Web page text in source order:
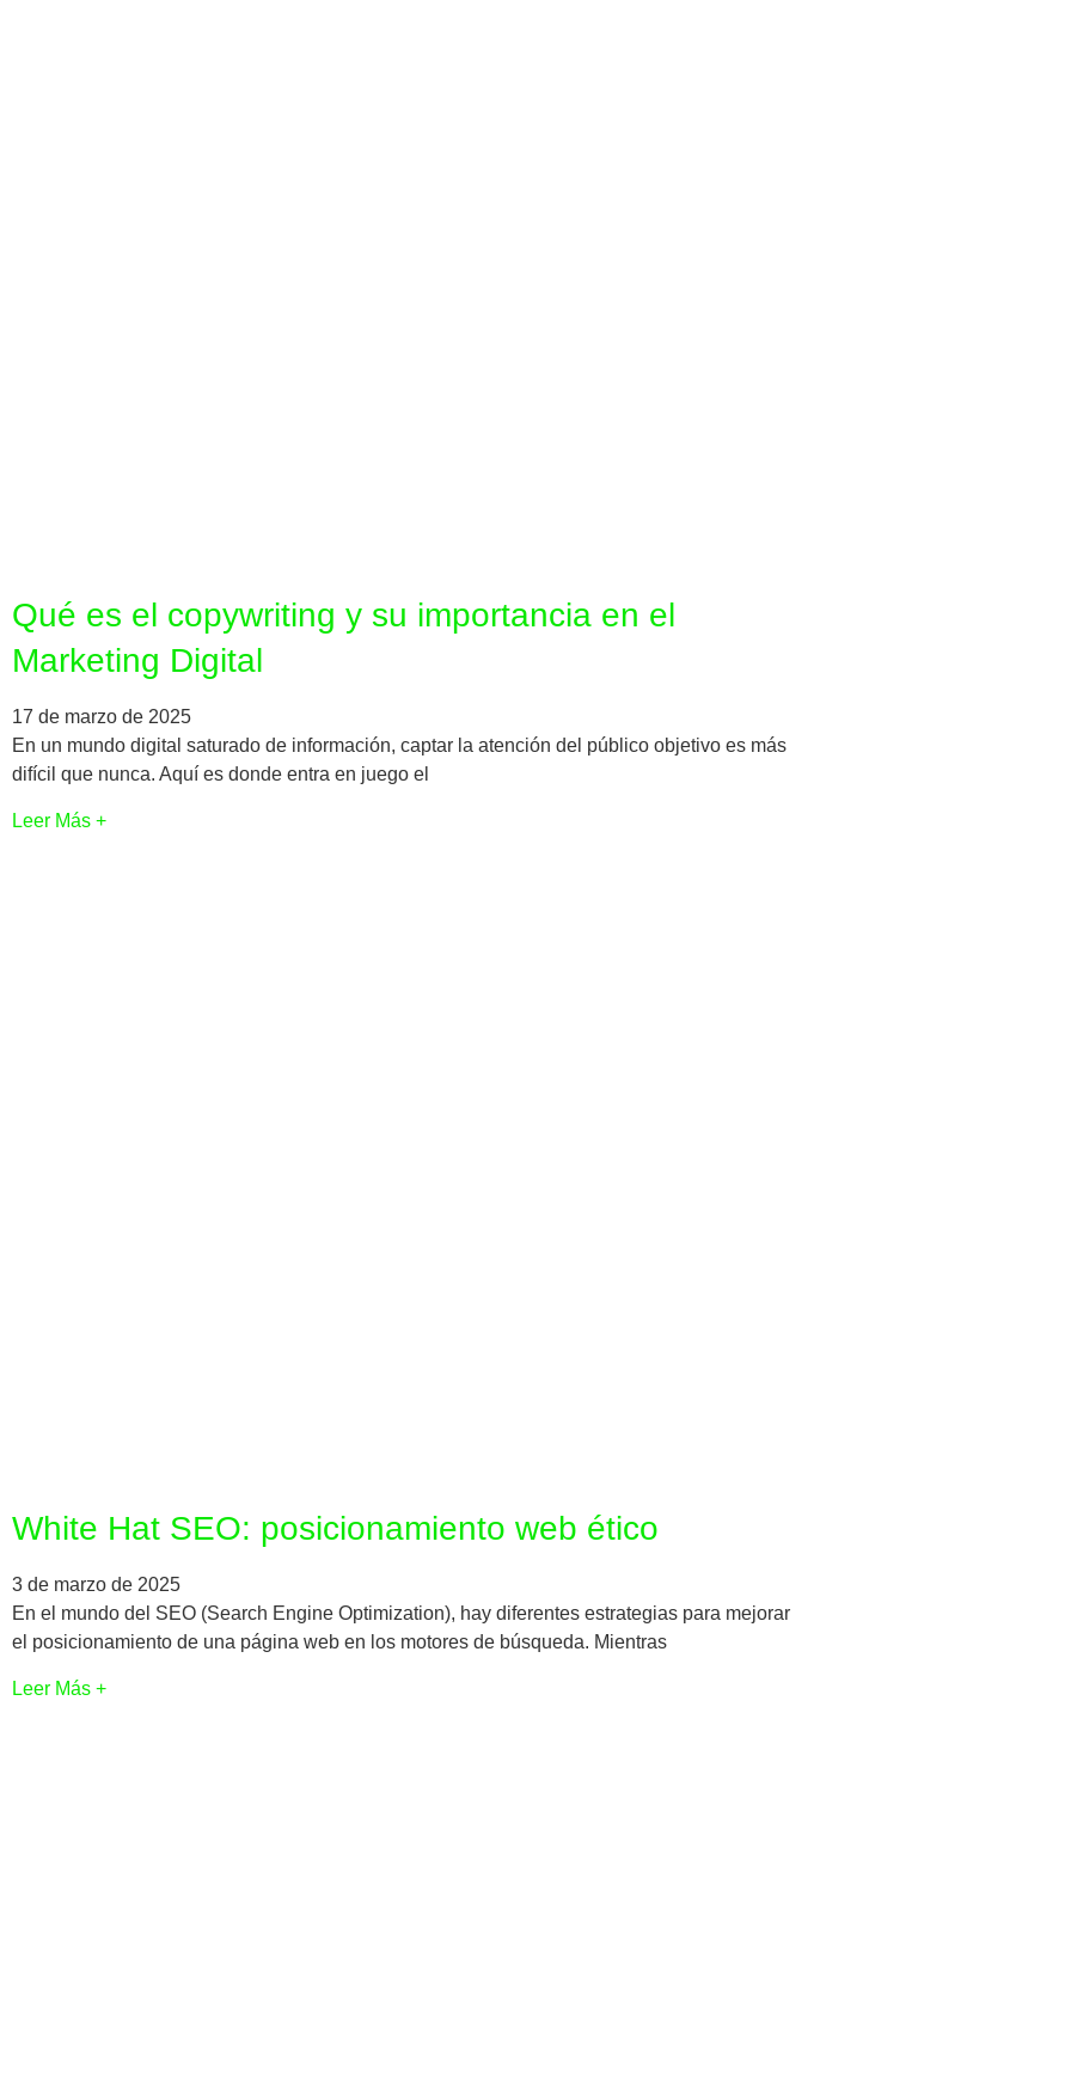
Qué es el copywriting y su importancia en el
Marketing Digital
17 de marzo de 2025
En un mundo digital saturado de información, captar la atención del público objetivo es más
difícil que nunca. Aquí es donde entra en juego el
Leer Más +
White Hat SEO: posicionamiento web ético
3 de marzo de 2025
En el mundo del SEO (Search Engine Optimization), hay diferentes estrategias para mejorar
el posicionamiento de una página web en los motores de búsqueda. Mientras
Leer Más +